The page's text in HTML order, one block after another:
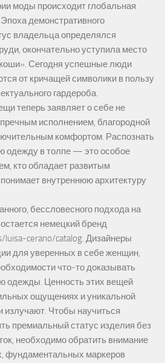
моды происходит глобальная
демонстративного
владельца определялся
окончательно уступила место
Сегодня успешные люди
от кричащей символики в пользу
гардероба.
теперь заявляет о себе не
исполнением, благородной
комфортом. Распознать
одежду в толпе — это особое
кто обладает развитым
внутреннюю архитектуру
бессловесного подхода на
немецкий бренд
luisa-cerano/catalog. Дизайнеры
для уверенных в себе женщин,
что-то доказывать
Ценность этих вещей
ощущениях и уникальной
излучают. Чтобы научиться
премиальный статус изделия без
необходимо обратить внимание
фундаментальных маркеров